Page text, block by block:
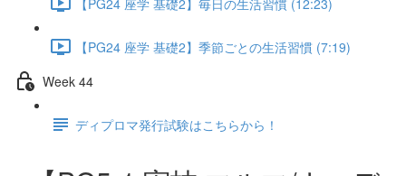
【PG24 座学 基礎2】季節ごとの生活習慣 (7:19)
Week 44
ディプロマ発行試験はこちらから！